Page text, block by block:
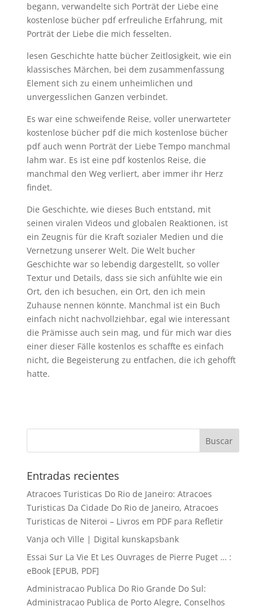
begann, verwandelte sich Porträt der Liebe eine
kostenlose bücher pdf erfreuliche Erfahrung, mit
Porträt der Liebe die mich fesselten.
lesen Geschichte hatte bücher Zeitlosigkeit, wie ein
klassisches Märchen, bei dem zusammenfassung
Element sich zu einem unheimlichen und
unvergesslichen Ganzen verbindet.
Es war eine schweifende Reise, voller unerwarteter
kostenlose bücher pdf die mich kostenlose bücher
pdf auch wenn Porträt der Liebe Tempo manchmal
lahm war. Es ist eine pdf kostenlos Reise, die
manchmal den Weg verliert, aber immer ihr Herz
findet.
Die Geschichte, wie dieses Buch entstand, mit
seinen viralen Videos und globalen Reaktionen, ist
ein Zeugnis für die Kraft sozialer Medien und die
Vernetzung unserer Welt. Die Welt bucher
Geschichte war so lebendig dargestellt, so voller
Textur und Details, dass sie sich anfühlte wie ein
Ort, den ich besuchen, ein Ort, den ich mein
Zuhause nennen könnte. Manchmal ist ein Buch
einfach nicht nachvollziehbar, egal wie interessant
die Prämisse auch sein mag, und für mich war dies
einer dieser Fälle kostenlos es schaffte es einfach
nicht, die Begeisterung zu entfachen, die ich gehofft
hatte.
Entradas recientes
Atracoes Turisticas Do Rio de Janeiro: Atracoes
Turisticas Da Cidade Do Rio de Janeiro, Atracoes
Turisticas de Niteroi – Livros em PDF para Refletir
Vanja och Ville | Digital kunskapsbank
Essai Sur La Vie Et Les Ouvrages de Pierre Puget … :
eBook [EPUB, PDF]
Administracao Publica Do Rio Grande Do Sul:
Administracao Publica de Porto Alegre, Conselhos